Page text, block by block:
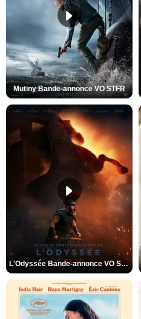
Mutiny Bande-annonce VO STFR
L'Odyssée Bande-annonce VO STFR